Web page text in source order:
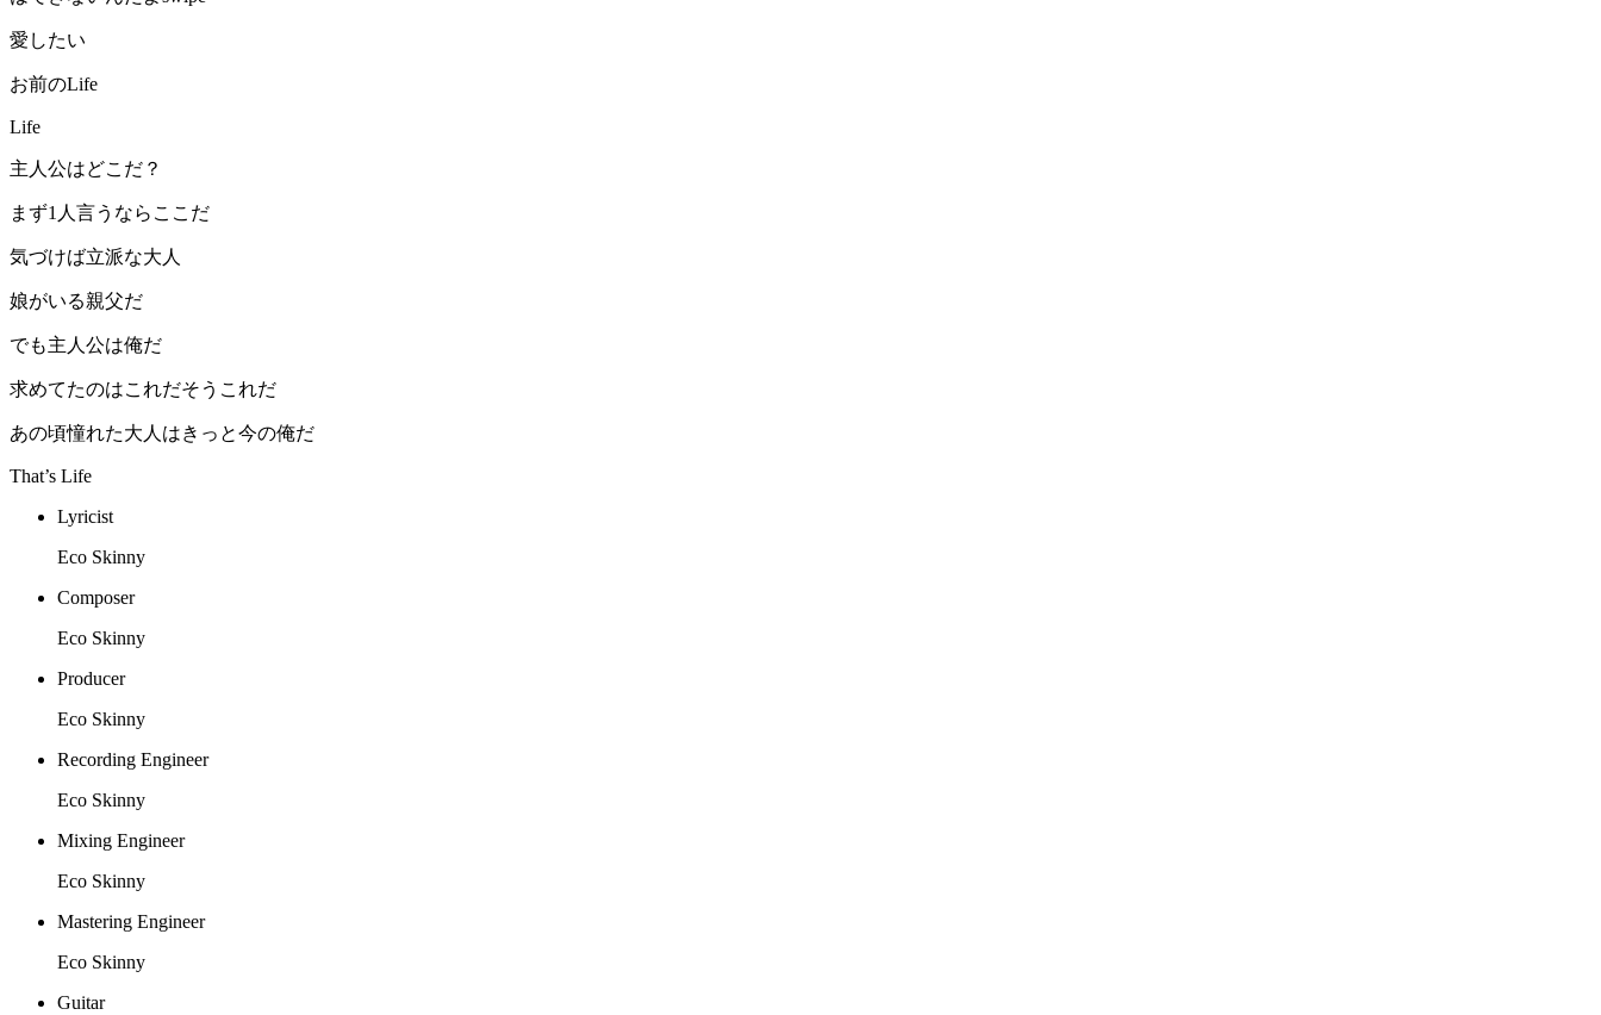
愛したい
お前のLife
Life
主人公はどこだ？
まず1人言うならここだ
気づけば立派な大人
娘がいる親父だ
でも主人公は俺だ
求めてたのはこれだそうこれだ
あの頃憧れた大人はきっと今の俺だ
That’s Life
Lyricist
Eco Skinny
Composer
Eco Skinny
Producer
Eco Skinny
Recording Engineer
Eco Skinny
Mixing Engineer
Eco Skinny
Mastering Engineer
Eco Skinny
Guitar